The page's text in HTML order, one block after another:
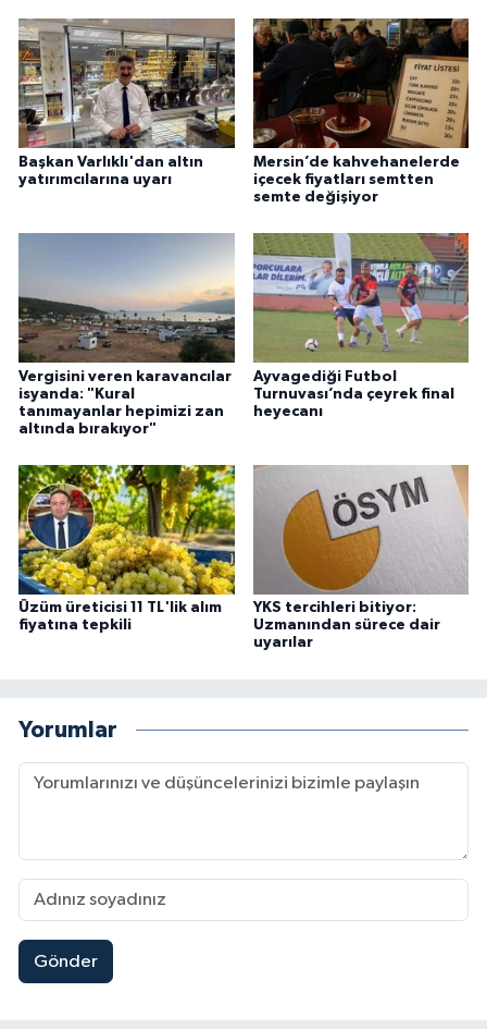
Başkan Varlıklı'dan altın
yatırımcılarına uyarı
Mersin’de kahvehanelerde
içecek fiyatları semtten
semte değişiyor
Vergisini veren karavancılar
isyanda: "Kural
tanımayanlar hepimizi zan
altında bırakıyor"
Ayvagediği Futbol
Turnuvası’nda çeyrek final
heyecanı
Üzüm üreticisi 11 TL'lik alım
fiyatına tepkili
YKS tercihleri bitiyor:
Uzmanından sürece dair
uyarılar
Yorumlar
Gönder